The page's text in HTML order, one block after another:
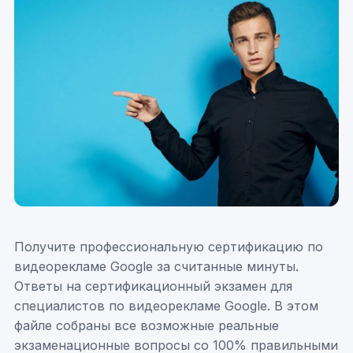
Получите профессиональную сертификацию по
видеорекламе Google за считанные минуты.
Ответы на сертификационный экзамен для
специалистов по видеорекламе Google. В этом
файле собраны все возможные реальные
экзаменационные вопросы со 100% правильными